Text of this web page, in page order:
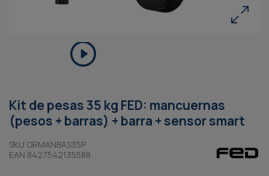
Kit de pesas 35 kg FED: mancuernas
(pesos + barras) + barra + sensor smart
SKU ORMANBAS35P
EAN 8427542135588